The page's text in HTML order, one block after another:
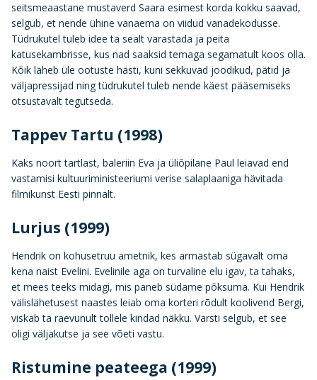
seitsmeaastane mustaverd Saara esimest korda kokku saavad,
selgub, et nende ühine vanaema on viidud vanadekodusse.
Tüdrukutel tuleb idee ta sealt varastada ja peita
katusekambrisse, kus nad saaksid temaga segamatult koos olla.
Kõik läheb üle ootuste hästi, kuni sekkuvad joodikud, pätid ja
väljapressijad ning tüdrukutel tuleb nende käest pääsemiseks
otsustavalt tegutseda.
Tappev Tartu (1998)
Kaks noort tartlast, baleriin Eva ja üliõpilane Paul leiavad end
vastamisi kultuuriministeeriumi verise salaplaaniga hävitada
filmikunst Eesti pinnalt.
Lurjus (1999)
Hendrik on kohusetruu ametnik, kes armastab sügavalt oma
kena naist Evelini. Evelinile aga on turvaline elu igav, ta tahaks,
et mees teeks midagi, mis paneb südame põksuma. Kui Hendrik
välislähetusest naastes leiab oma korteri rõdult koolivend Bergi,
viskab ta raevunult tollele kindad näkku. Varsti selgub, et see
oligi väljakutse ja see võeti vastu.
Ristumine peateega (1999)